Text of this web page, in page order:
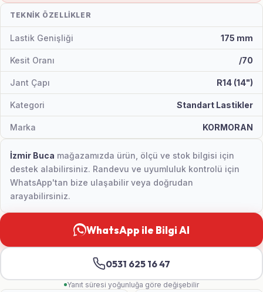
TEKNIK ÖZELLIKLER
Lastik Genişliği 175 mm
Kesit Oranı /70
Jant Çapı R14 (14")
Kategori Standart Lastikler
Marka KORMORAN
İzmir Buca mağazamızda ürün, ölçü ve stok bilgisi için
destek alabilirsiniz. Randevu ve uyumluluk kontrolü için
WhatsApp'tan bize ulaşabilir veya doğrudan
arayabilirsiniz.
WhatsApp ile Bilgi Al
0531 625 16 47
Yanıt süresi yoğunluğa göre değişebilir